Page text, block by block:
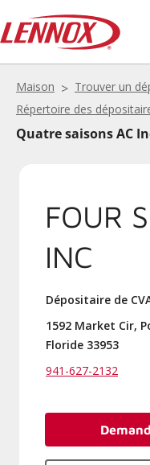
Maison
Trouver un
Répertoire des
Quatre saisons AC
FOUR
INC
Dépositaire de
1592 Market Cir,
Floride 33953
941-627-2132